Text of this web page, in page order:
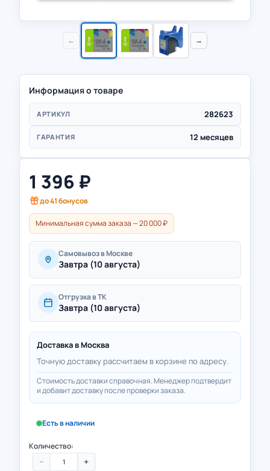
← →
Информация о товаре
АРТИКУЛ 282623
ГАРАНТИЯ 12 месяцев
1 396 ₽
до41бонусов
Минимальная сумма заказа — 20 000 ₽
Самовывоз в Москве
Завтра (10 августа)
Отгрузка в ТК
Завтра (10 августа)
Доставка в Москва
Точную доставку рассчитаем в корзине по адресу.
Стоимость доставки справочная. Менеджер подтвердит
и добавит доставку после проверки заказа.
Есть в наличии
Количество:
− +